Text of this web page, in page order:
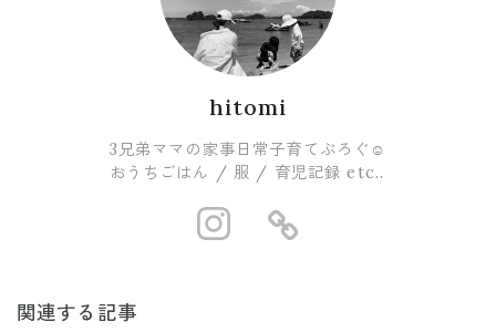
hitomi
3兄弟ママの家事日常子育てぶろぐ☺︎
おうちごはん / 服 / 育児記録 etc..
https://
関連する記事